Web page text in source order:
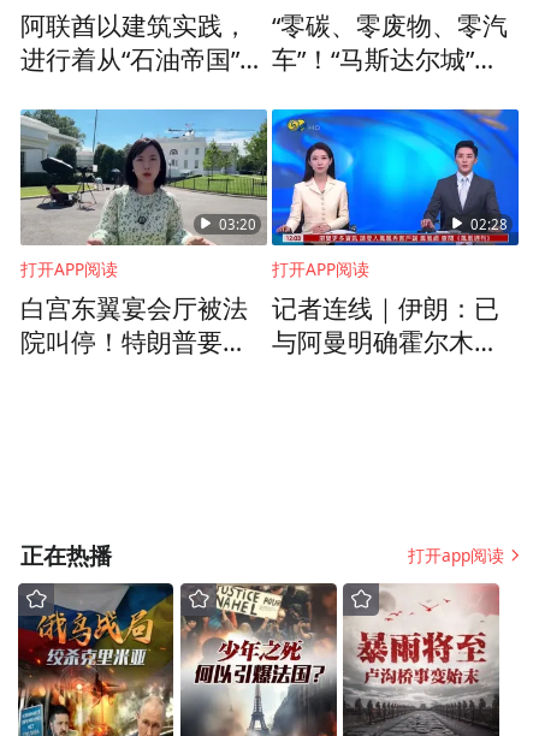
阿联酋以建筑实践，
进行着从“石油帝国”向
“零碳、零废物、零汽
车”！“马斯达尔城”是
一颗明珠
03:20
打开APP阅读
白宫东翼宴会厅被法
院叫停！特朗普要和
02:28
打开APP阅读
记者连线｜伊朗：已
与阿曼明确霍尔木兹
正在热播 打开app阅读